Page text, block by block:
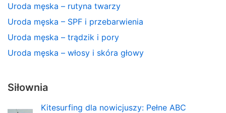
Uroda męska – rutyna twarzy
Uroda męska – SPF i przebarwienia
Uroda męska – trądzik i pory
Uroda męska – włosy i skóra głowy
Siłownia
Kitesurfing dla nowicjuszy: Pełne ABC